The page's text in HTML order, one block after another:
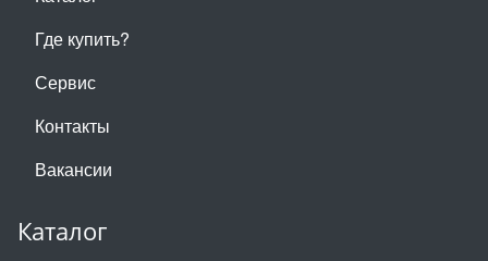
Где купить?
Сервис
Контакты
Вакансии
Каталог